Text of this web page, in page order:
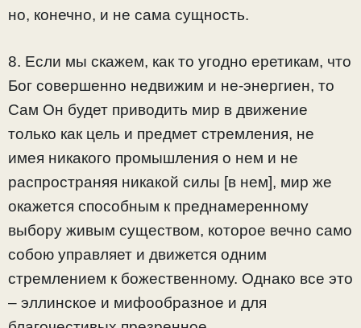
но, конечно, и не сама сущность.
8. Если мы скажем, как то угодно еретикам, что
Бог совершенно недвижим и не-энергиен, то
Сам Он будет приводить мир в движение
только как цель и предмет стремления, не
имея никакого промышления о нем и не
распространяя никакой силы [в нем], мир же
окажется способным к преднамеренному
выбору живым существом, которое вечно само
собою управляет и движется одним
стремлением к божественному. Однако все это
– эллинское и мифообразное и для